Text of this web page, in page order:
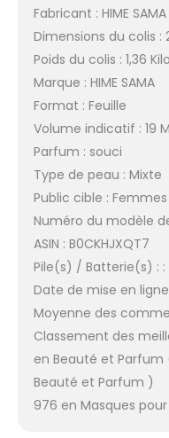
Fabricant : HIME SAMA
Dimensions du colis :
Poids du colis : 1,36
Marque : HIME SAMA
Format : Feuille
Volume indicatif : 19
Parfum : souci
Type de peau : Mixte
Public cible : Femmes
Numéro du modèle
ASIN : B0CKHJXQT7
Pile(s) / Batterie(s) :
Date de mise en
Moyenne des
Classement des
en Beauté et Parfum
Beauté et Parfum )
976 en Masques